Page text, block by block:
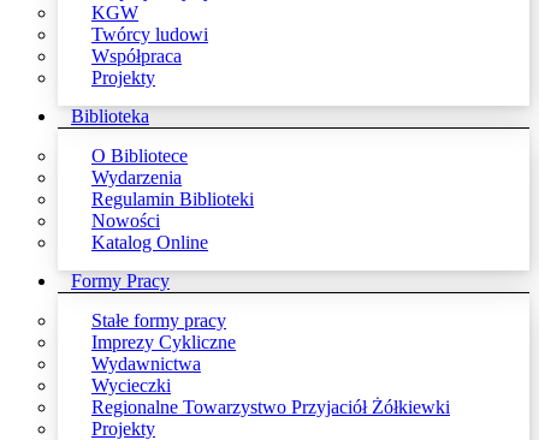
KGW
Twórcy ludowi
Współpraca
Projekty
Biblioteka
O Bibliotece
Wydarzenia
Regulamin Biblioteki
Nowości
Katalog Online
Formy Pracy
Stałe formy pracy
Imprezy Cykliczne
Wydawnictwa
Wycieczki
Regionalne Towarzystwo Przyjaciół Żółkiewki
Projekty